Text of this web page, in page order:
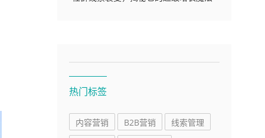
热门标签
内容营销 B2B营销
线索管理